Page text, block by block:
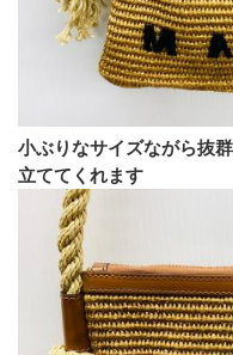
小ぶりなサイズながら抜
立ててくれます